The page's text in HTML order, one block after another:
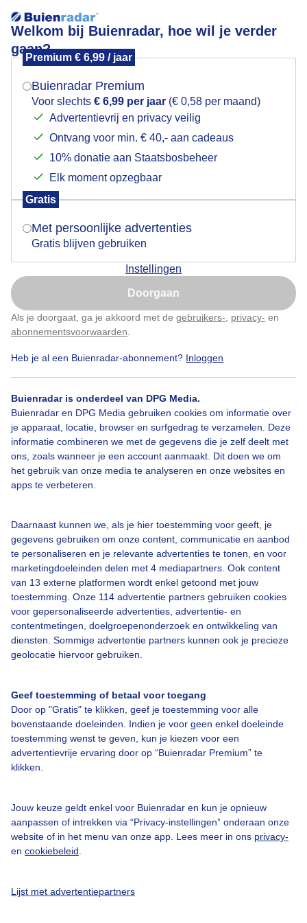
Welkom bij Buienradar, hoe wil je verder
gaan?
Premium € 6,99 / jaar
Buienradar Premium
Voor slechts € 6,99 per jaar (€ 0,58 per maand)
Advertentievrij en privacy veilig
Ontvang voor min. € 40,- aan cadeaus
10% donatie aan Staatsbosbeheer
Elk moment opzegbaar
Gratis
Met persoonlijke advertenties
Gratis blijven gebruiken
Instellingen
Doorgaan
Als je doorgaat, ga je akkoord met de gebruikers- privacy- en
abonnementsvoorwaarden
Heb je al een Buienradar-abonnement? Inloggen
Buienradar is onderdeel van DPG Media.
Buienradar en DPG Media gebruiken cookies om informatie over
je apparaat, locatie, browser en surfgedrag te verzamelen. Deze
informatie combineren we met de gegevens die je zelf deelt met
ons, zoals wanneer je een account aanmaakt. Dit doen we om
het gebruik van onze media te analyseren en onze websites en
apps te verbeteren.
Daarnaast kunnen we, als je hier toestemming voor geeft, je
gegevens gebruiken om onze content, communicatie en aanbod
te personaliseren en je relevante advertenties te tonen, en voor
marketingdoeleinden delen met 4 mediapartners. Ook content
van 13 externe platformen wordt enkel getoond met jouw
toestemming. Onze 114 advertentie partners gebruiken cookies
voor gepersonaliseerde advertenties, advertentie- en
contentmetingen, doelgroepenonderzoek en ontwikkeling van
diensten. Sommige advertentie partners kunnen ook je precieze
geolocatie hiervoor gebruiken.
Geef toestemming of betaal voor toegang
Door op "Gratis" te klikken, geef je toestemming voor alle
bovenstaande doeleinden. Indien je voor geen enkel doeleinde
toestemming wenst te geven, kun je kiezen voor een
advertentievrije ervaring door op “Buienradar Premium” te
klikken.
Jouw keuze geldt enkel voor Buienradar en kun je opnieuw
aanpassen of intrekken via “Privacy-instellingen” onderaan onze
website of in het menu van onze app. Lees meer in ons privacy-
en cookiebeleid
Lijst met advertentiepartners
Mooie zonnige dag, heerlijk buitenweer
Door: ria brasser
Bekijk slideshow
Een moment geduld aub...
Over Buienradar
Contact
Toegankelijkheid
Gebruikersvoorwaarden
Buienradar Team
Privacy beleid
Cookie beleid
Gratis weerdata
Mogen we je locatie gebruiken voor het
Indien je hier nog geen akkoord op hebt gegeven,
verschijnt er zo een pop-up uit je browser waarin
Is goed, toon de popup
Nu niet, misschien later
Klik hierom dit aan te passen